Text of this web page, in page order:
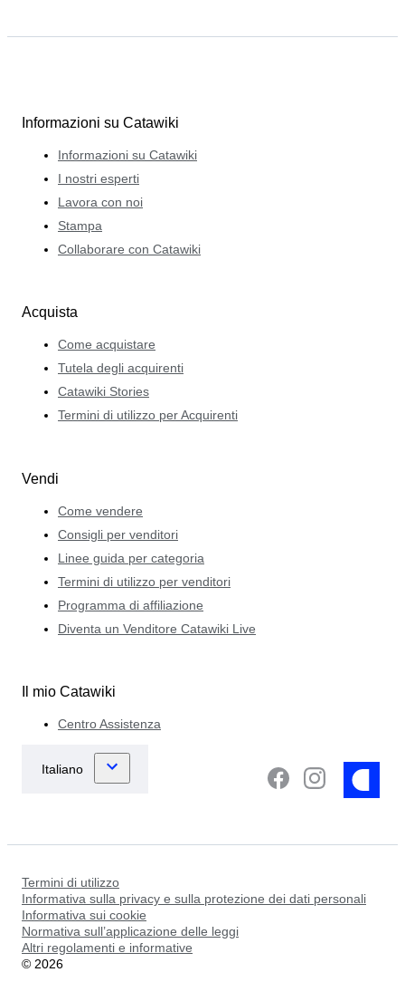
Informazioni su Catawiki
Informazioni su Catawiki
I nostri esperti
Lavora con noi
Stampa
Collaborare con Catawiki
Acquista
Come acquistare
Tutela degli acquirenti
Catawiki Stories
Termini di utilizzo per Acquirenti
Vendi
Come vendere
Consigli per venditori
Linee guida per categoria
Termini di utilizzo per venditori
Programma di affiliazione
Diventa un Venditore Catawiki Live
Il mio Catawiki
Centro Assistenza
Termini di utilizzo
Informativa sulla privacy e sulla protezione dei dati personali
Informativa sui cookie
Normativa sull’applicazione delle leggi
Altri regolamenti e informative
© 2026